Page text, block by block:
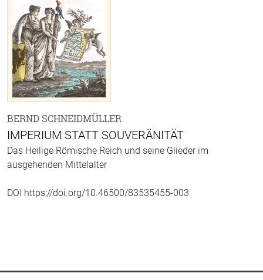
BERND SCHNEIDMÜLLER
IMPERIUM STATT SOUVERÄNITÄT
Das Heilige Römische Reich und seine Glieder im
ausgehenden Mittelalter
DOI https://doi.org/10.46500/83535455-003